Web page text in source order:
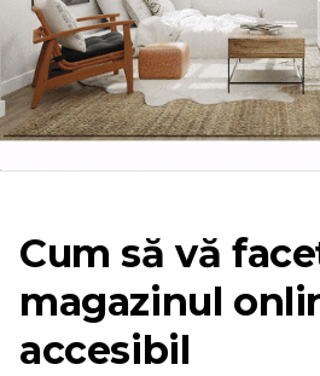
Cum să vă
magazinul
accesibil